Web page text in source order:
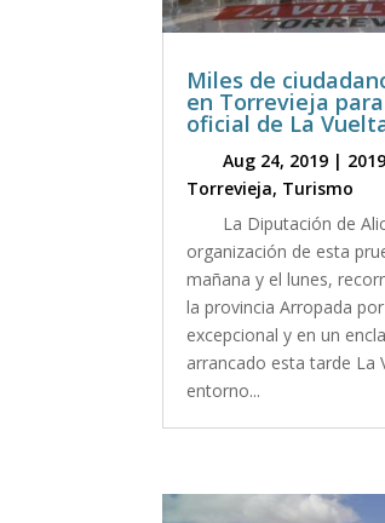
Miles de
en Torrevieja
oficial de La
Aug 24, 2019 | 2019
Torrevieja, Turismo
La Diputación de
organización de esta
mañana y el lunes,
la provincia Arropada
excepcional y en un
arrancado esta tarde La
entorno...